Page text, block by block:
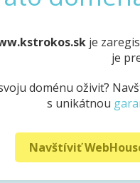
je
je
doménu oživiť?
s unikátnou
Navštíviť